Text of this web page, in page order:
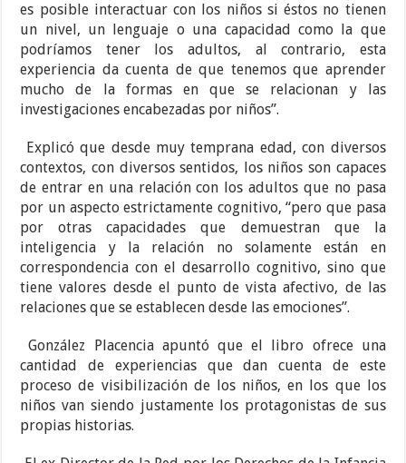
es posible interactuar con los niños si éstos no tienen
un nivel, un lenguaje o una capacidad como la que
podríamos tener los adultos, al contrario, esta
experiencia da cuenta de que tenemos que aprender
mucho de la formas en que se relacionan y las
investigaciones encabezadas por niños”.
Explicó que desde muy temprana edad, con diversos
contextos, con diversos sentidos, los niños son capaces
de entrar en una relación con los adultos que no pasa
por un aspecto estrictamente cognitivo, “pero que pasa
por otras capacidades que demuestran que la
inteligencia y la relación no solamente están en
correspondencia con el desarrollo cognitivo, sino que
tiene valores desde el punto de vista afectivo, de las
relaciones que se establecen desde las emociones”.
González Placencia apuntó que el libro ofrece una
cantidad de experiencias que dan cuenta de este
proceso de visibilización de los niños, en los que los
niños van siendo justamente los protagonistas de sus
propias historias.